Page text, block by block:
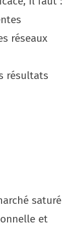
réseaux
résultats
saturé
et